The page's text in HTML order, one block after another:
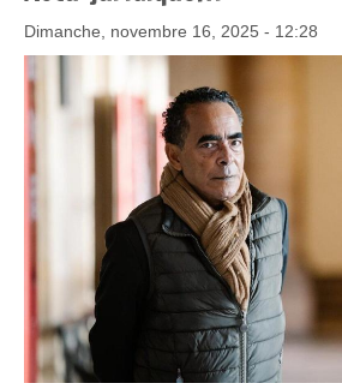
Dimanche, novembre 16, 2025 - 12:28